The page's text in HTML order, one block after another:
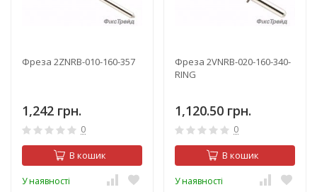
Фреза 2ZNRB-010-160-357
1,242 грн.
0
В кошик
У наявності
Фреза 2VNRB-020-160-340-
RING
1,120.50 грн.
0
В кошик
У наявності